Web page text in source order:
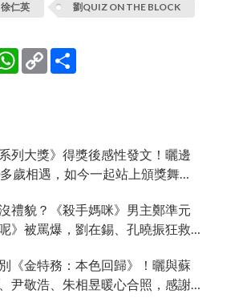
徐仁英 劉QUIZ ON THE BLOCK
WhatsApp
Copy
Link
列大獎》得獎後感性發文！曬邊
歲相遇，如今一起站上頒獎舞
禮貌？《殺手媽咪》男主鄭準元
》被罵爆，劉在錫、孔曉振狂救
《金特務：本色回歸》！曬與蘇
尹敬浩、朱相昱暖心合照，感謝